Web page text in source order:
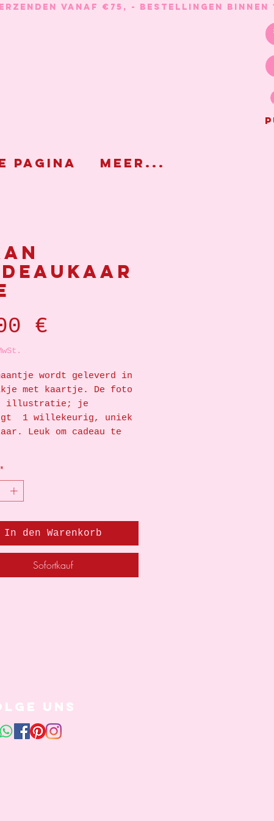
pagina Meer...
€
wordt geleverd in
met kaartje. De foto
illustratie; je
1 willekeurig, uniek
Leuk om cadeau te
*
In den Warenkorb
Sofortkauf
uns